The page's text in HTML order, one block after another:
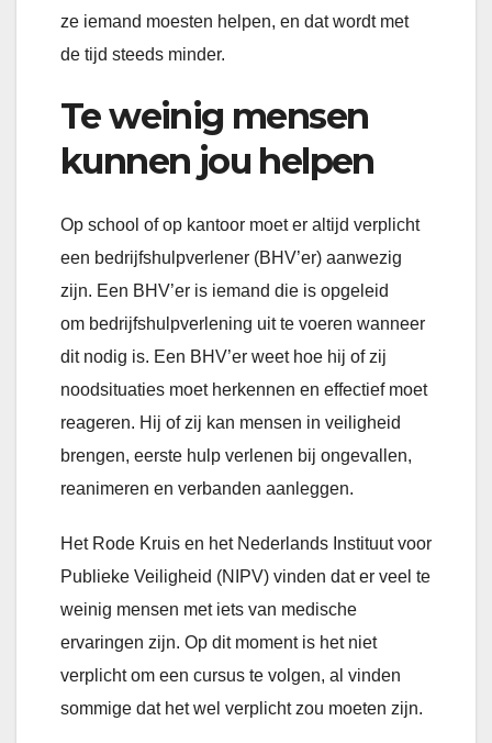
ze iemand moesten helpen, en dat wordt met
de tijd steeds minder.
Te weinig mensen
kunnen jou helpen
Op school of op kantoor moet er altijd verplicht
een bedrijfshulpverlener (BHV’er) aanwezig
zijn. Een BHV’er is iemand die is opgeleid
om bedrijfshulpverlening uit te voeren wanneer
dit nodig is. Een BHV’er weet hoe hij of zij
noodsituaties moet herkennen en effectief moet
reageren. Hij of zij kan mensen in veiligheid
brengen, eerste hulp verlenen bij ongevallen,
reanimeren en verbanden aanleggen.
Het Rode Kruis en het Nederlands Instituut voor
Publieke Veiligheid (NIPV) vinden dat er veel te
weinig mensen met iets van medische
ervaringen zijn. Op dit moment is het niet
verplicht om een cursus te volgen, al vinden
sommige dat het wel verplicht zou moeten zijn.